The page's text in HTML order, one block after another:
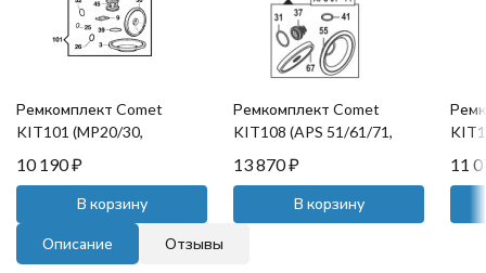
Ремкомплект Comet
KIT101 (MP20/30,
мембрана NBR)
10 190₽
В корзину
Ремкомплект Comet
KIT108 (APS 51/61/71,
мембрана NBR)
13 870₽
В корзину
11
Описание Отзывы